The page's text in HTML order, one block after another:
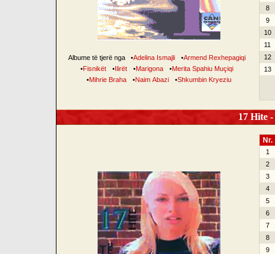
Albume të tjerë nga •Adelina Ismajli •Armend Rexhepagiqi
•Fisnikët •Ilirët •Marigona •Merita Spahiu Muçiqi
•Mihrie Braha •Naim Abazi •Shkumbin Kryeziu
8
9
10
11
12
13
17 Hite
Nr.
1
2
3
4
5
6
7
8
9